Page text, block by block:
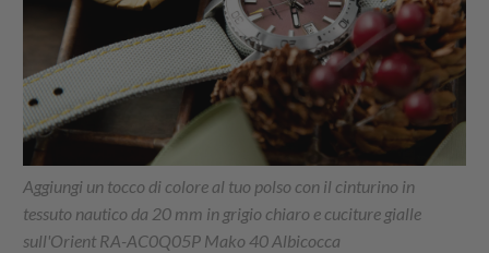
Aggiungi un tocco di colore al tuo polso con il cinturino in
tessuto nautico da 20 mm in grigio chiaro e cuciture gialle
sull'Orient RA-AC0Q05P Mako 40 Albicocca